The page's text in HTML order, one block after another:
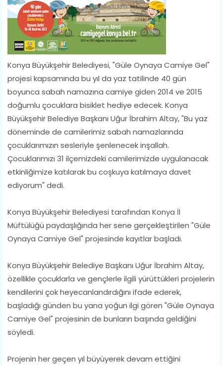
Konya Büyükşehir Belediyesi, "Güle Oynaya Camiye Gel"
projesi kapsamında bu yıl da yaz tatilinde 40 gün
boyunca sabah namazına camiye giden 2014 ve 2015
doğumlu çocuklara bisiklet hediye edecek. Konya
Büyükşehir Belediye Başkanı Uğur İbrahim Altay, "Bu yaz
döneminde de camilerimiz sabah namazlarında
çocuklarımızın sesleriyle şenlenecek inşallah.
Çocuklarımızı 31 ilçemizdeki camilerimizde uygulanacak
etkinliğimize katılarak bu coşkuya katılmaya davet
ediyorum" dedi.
Konya Büyükşehir Belediyesi tarafından Konya İl
Müftülüğü paydaşlığında her sene gerçekleştirilen "Güle
Oynaya Camiye Gel" projesinde kayıtlar başladı.
Konya Büyükşehir Belediye Başkanı Uğur İbrahim Altay,
özellikle çocuklarla ve gençlerle ilgili yürüttükleri projelerin
kendilerini çok heyecanlandırdığını ifade ederek,
başladığı günden bu yana yoğun ilgi gören "Güle Oynaya
Camiye Gel" projesinin de bunların başında geldiğini
söyledi.
Projenin her geçen yıl büyüyerek devam ettiğini